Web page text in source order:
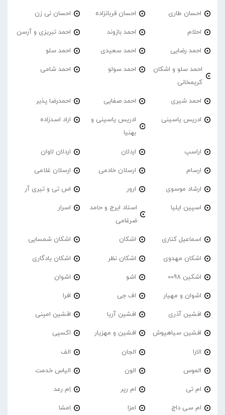
احسان طاری احسان قربانزاده احسان نی زن
احلام احمد بازوند احمد تبریزی و آرسن
احمد‌ رضایی احمد سعیدی احمد سلو
احمد سلو و اشکان
کریمخانی
احمد سولو احمد شامی
احمد شیری احمد صفایی احمدرضا پذیر
ادریس یاسینی
ادریس یاسینی و
بهنیا
اراد اسدزاده
اراسپ اردلان اردلان لاوان
ارسام ارسلان خادمی ارسلان غلامی
ارشاد موسوی ارور اس تی و تیری آر
اسپین ایلیا
استاد ایرج و حامد
ضرغامی
اسرار
اسماعیل کناری اشکان اشکان شمسایی
اشکان مهدوی اشکان نظر اشکان یادگاری
اشکین 0098 اشو اشوان
اشوان و مهیار اف جی افرا
افشین آذری افشین آریا افشین امینی
افشین سیاهپوش افشین و مهزیار اکسپی
الارا الجان الف
الموس الون الیاس خدمت
ام تی ام رپر اِم رعد
ام سی داج امزا اِمشا